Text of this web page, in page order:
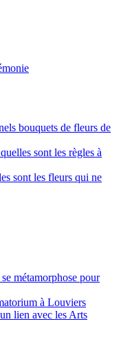
bouquets de fleurs de
sont les règles à
sont les fleurs qui ne
métamorphose pour
à Louviers
lien avec les Arts